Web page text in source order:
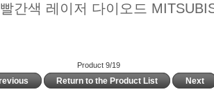
간색 레이저 다이오드
Product 9/19
Return to the Product List Next